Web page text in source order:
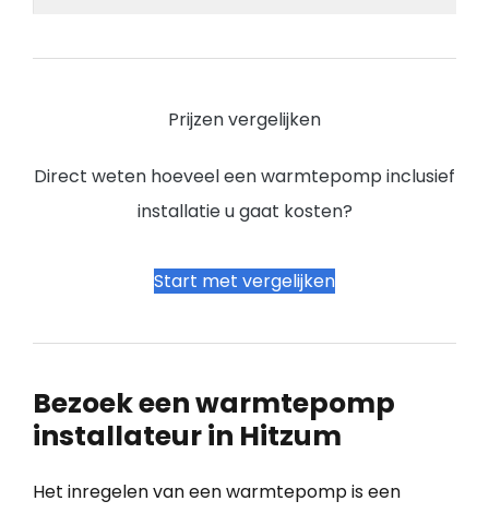
Prijzen vergelijken
Direct weten hoeveel een warmtepomp inclusief
installatie u gaat kosten?
Start met vergelijken
Bezoek een warmtepomp
installateur in Hitzum
Het inregelen van een warmtepomp is een